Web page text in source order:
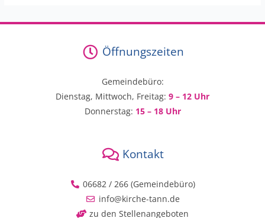
Öffnungszeiten
Gemeindebüro:
Dienstag, Mittwoch, Freitag: 9 – 12 Uhr
Donnerstag: 15 – 18 Uhr
Kontakt
06682 / 266 (Gemeindebüro)
info@kirche-tann.de
zu den Stellenangeboten